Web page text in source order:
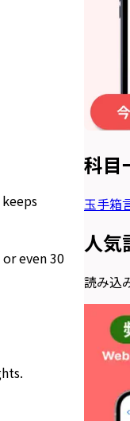
even 30
科目
玉手箱
人気
読み込